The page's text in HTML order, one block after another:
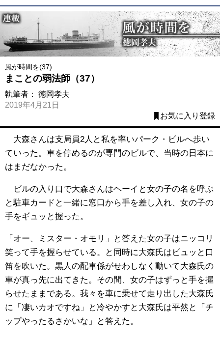
風が時間を(37)
まことの弱法師（37）
執筆者： 徳岡孝夫
2019年4月21日
お気に入り登録
大森さんは支局員2人と私を率いパーク・ビルへ歩い
ていった。車を停めるのが専門のビルで、当時の日本に
はまだなかった。
ビルの入り口で大森さんはヘーイと女の子の名を呼ぶ
と駐車カードと一緒に窓口から手を差し入れ、女の子の
手をギュッと握った。
「オー、ミスター・オモリ」と答えた女の子はニッコリ
笑って手を握らせている。と同時に大森氏はビュッと口
笛を吹いた。黒人の配車係がせわしなく動いて大森氏の
車が真っ先に出てきた。その間、女の子はずっと手を握
らせたままである。我々を車に乗せて走り出した大森氏
に「凄いカオですね」と冷やかすと大森氏は平然と「チ
ップやったるさかいな」と答えた。